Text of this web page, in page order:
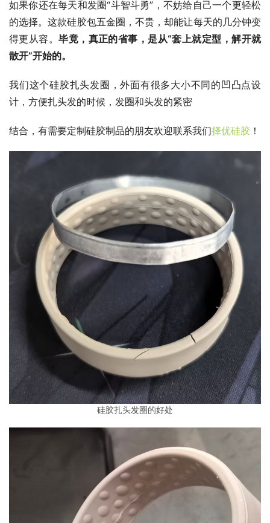
如果你还在每天和发圈“斗智斗勇”，不妨给自己一个更轻松
的选择。这款硅胶包五金圈，不贵，却能让每天的几分钟变
得更从容。毕竟，真正的省事，是从“套上就定型，解开就
散开”开始的。
我们这个硅胶扎头发圈，外面有很多大小不同的凹凸点设
计，方便扎头发的时候，发圈和头发的紧密
结合，有需要定制硅胶制品的朋友欢迎联系我们择优硅胶 ！
硅胶扎头发圈的好处